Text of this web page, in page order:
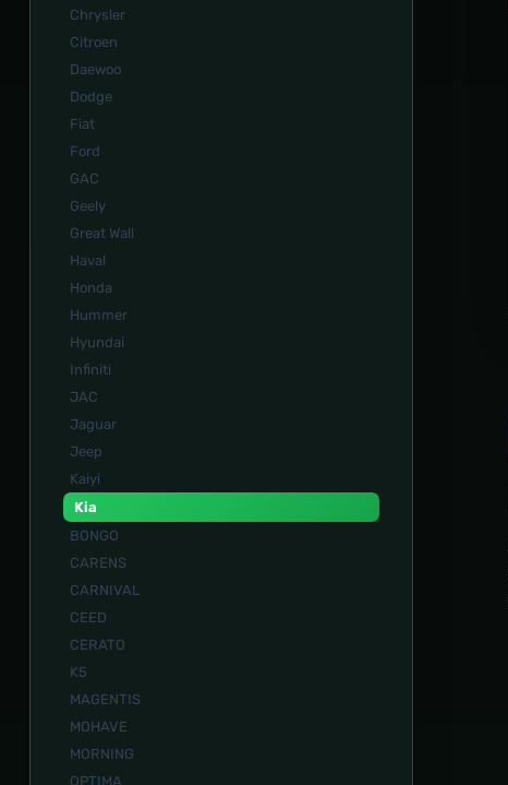
Chrysler
Citroen
Daewoo
Dodge
Fiat
Ford
GAC
Geely
Great Wall
Haval
Honda
Hummer
Hyundai
Infiniti
JAC
Jaguar
Jeep
Kaiyi
Kia
BONGO
CARENS
CARNIVAL
CEED
CERATO
K5
MAGENTIS
MOHAVE
MORNING
OPTIMA